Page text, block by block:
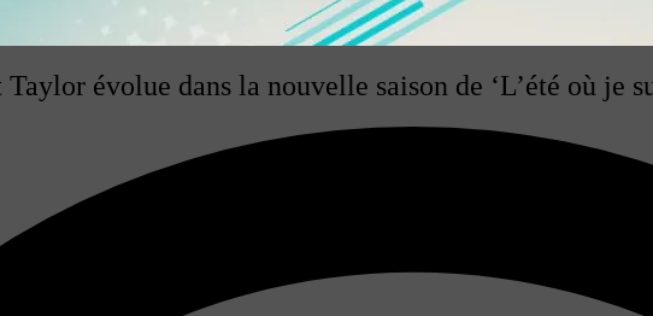
évolue dans la nouvelle saison de ‘L’été où je